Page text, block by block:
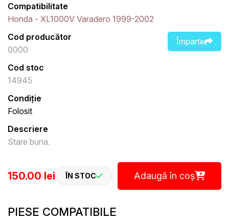
Compatibilitate
Honda - XL1000V Varadero 1999-2002
Împarte
Cod producător
0000
Cod stoc
14945
Condiție
Folosit
Descriere
Stare buna.
150.00 lei ÎN STOC Adaugă în coș
PIESE COMPATIBILE